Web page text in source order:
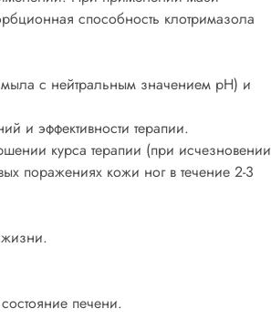
способность клотримазола
с нейтральным значением рН) и
и эффективности терапии.
курса терапии (при исчезновении
поражениях кожи ног в течение 2-3
печени.